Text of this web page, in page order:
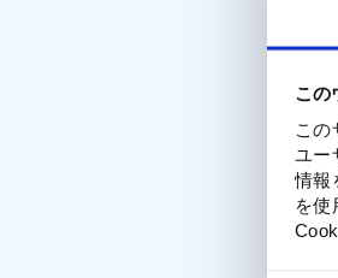
この
こ
ユー
情報
を使